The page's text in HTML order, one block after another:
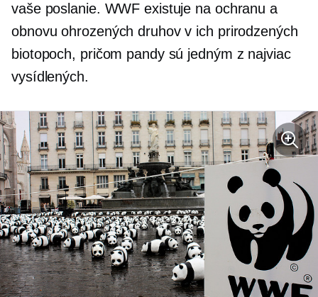
vaše poslanie. WWF existuje na ochranu a
obnovu ohrozených druhov v ich prirodzených
biotopoch, pričom pandy sú jedným z najviac
vysídlených.